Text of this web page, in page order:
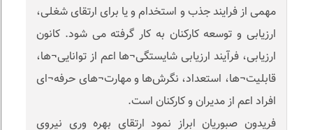
مهمی از فرایند جذب و استخدام و یا برای ارتقای شغلی،
ارزیابی و توسعه کارکنان به کار گرفته می شود. کانون
ارزیابی، فرآیند ارزیابی شایستگی¬‌ها اعم از توانایی¬‌ها،
قابلیت¬‌ها، استعداد، نگرش‌ها و مهارت‌¬های حرفه‌¬ای
افراد اعم از مدیران و کارکنان است.
فریدون صبوریان ابراز نمود ارتقای بهره وری نیروی